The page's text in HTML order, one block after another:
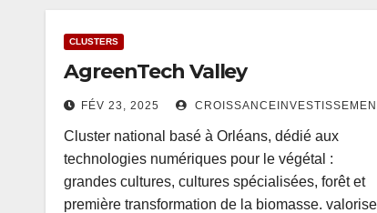
CLUSTERS
AgreenTech Valley
FÉV 23, 2025
Cluster national basé à Orléans, dédié aux
technologies numériques pour le végétal :
grandes cultures, cultures spécialisées, forêt et
première transformation de la biomasse.